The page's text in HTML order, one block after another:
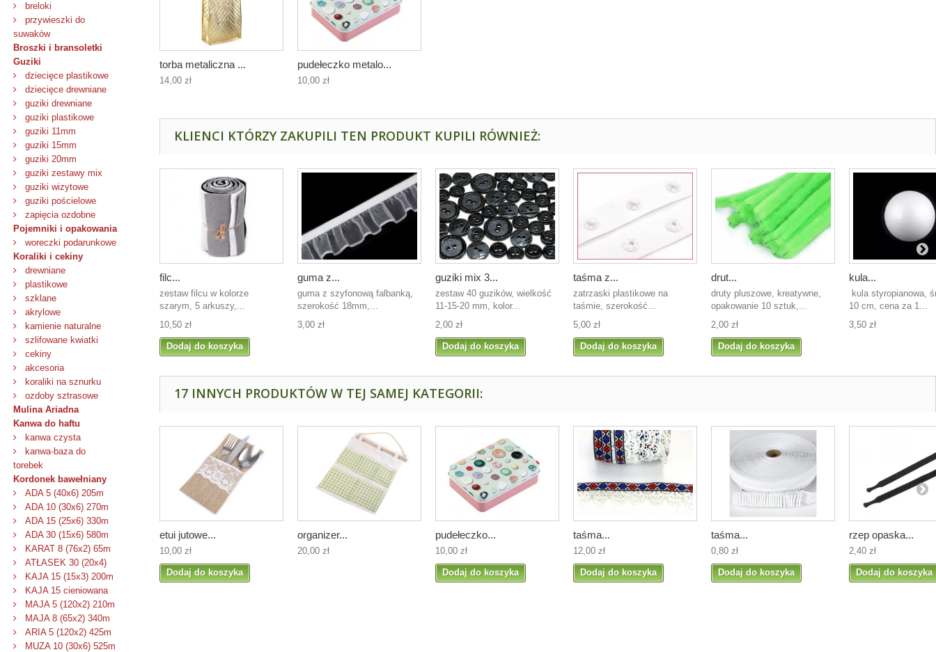
breloki
przywieszki do
suwaków
Broszki i bransoletki
Guziki
dziecięce plastikowe
dziecięce drewniane
guziki drewniane
guziki plastikowe
guziki 11mm
guziki 15mm
guziki 20mm
guziki zestawy mix
guziki wizytowe
guziki pościelowe
zapięcia ozdobne
Pojemniki i opakowania
woreczki podarunkowe
Koraliki i cekiny
drewniane
plastikowe
szklane
akrylowe
kamienie naturalne
szlifowane kwiatki
cekiny
akcesoria
koraliki na sznurku
ozdoby sztrasowe
Mulina Ariadna
Kanwa do haftu
kanwa czysta
kanwa-baza do
torebek
Kordonek bawełniany
ADA 5 (40x6) 205m
ADA 10 (30x6) 270m
ADA 15 (25x6) 330m
ADA 30 (15x6) 580m
KARAT 8 (76x2) 65m
ATŁASEK 30 (20x4)
KAJA 15 (15x3) 200m
KAJA 15 cieniowana
MAJA 5 (120x2) 210m
MAJA 8 (65x2) 340m
ARIA 5 (120x2) 425m
MUZA 10 (30x6) 525m
torba metaliczna ...
14,00 zł
pudełeczko metalo...
10,00 zł
KLIENCI KTÓRZY ZAKUPILI TEN PRODUKT KUPILI RÓWNIEŻ:
filc...
zestaw filcu w kolorze
szarym, 5 arkuszy,...
10,50 zł
Dodaj do koszyka
guma z...
guma z szyfonową falbanką,
szerokość 18mm,...
3,00 zł
guziki mix 3...
zestaw 40 guzików, wielkość
11-15-20 mm, kolor...
2,00 zł
Dodaj do koszyka
taśma z...
zatrzaski plastikowe na
taśmie, szerokość...
5,00 zł
Dodaj do koszyka
drut...
druty pluszowe, kreatywne,
opakowanie 10 sztuk,...
2,00 zł
Dodaj do koszyka
kula...
kula styropianowa,
10 cm, cena za 1...
3,50 zł
17 INNYCH PRODUKTÓW W TEJ SAMEJ KATEGORII:
etui jutowe...
10,00 zł
Dodaj do koszyka
organizer...
20,00 zł
pudełeczko...
10,00 zł
Dodaj do koszyka
taśma...
12,00 zł
Dodaj do koszyka
taśma...
0,80 zł
Dodaj do koszyka
rzep opaska...
2,40 zł
Dodaj do koszyka